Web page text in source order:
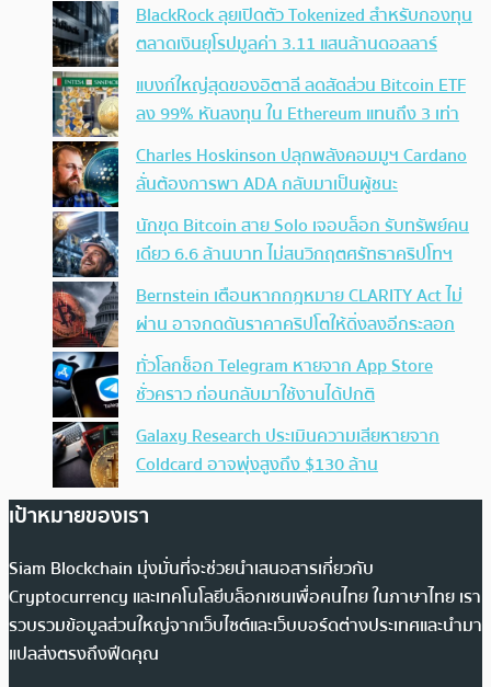
BlackRock ลุยเปิดตัว Tokenized สำหรับกองทุน
ตลาดเงินยุโรปมูลค่า 3.11 แสนล้านดอลลาร์
แบงก์ใหญ่สุดของอิตาลี ลดสัดส่วน Bitcoin ETF
ลง 99% หันลงทุน ใน Ethereum แทนถึง 3 เท่า
Charles Hoskinson ปลุกพลังคอมมูฯ Cardano
ลั่นต้องการพา ADA กลับมาเป็นผู้ชนะ
นักขุด Bitcoin สาย Solo เจอบล็อก รับทรัพย์คน
เดียว 6.6 ล้านบาท ไม่สนวิกฤตศรัทธาคริปโทฯ
Bernstein เตือนหากกฎหมาย CLARITY Act ไม่
ผ่าน อาจกดดันราคาคริปโตให้ดิ่งลงอีกระลอก
ทั่วโลกช็อก Telegram หายจาก App Store
ชั่วคราว ก่อนกลับมาใช้งานได้ปกติ
Galaxy Research ประเมินความเสียหายจาก
Coldcard อาจพุ่งสูงถึง $130 ล้าน
เป้าหมายของเรา
Siam Blockchain มุ่งมั่นที่จะช่วยนำเสนอสารเกี่ยวกับ
Cryptocurrency และเทคโนโลยีบล็อกเชนเพื่อคนไทย ในภาษาไทย เรา
รวบรวมข้อมูลส่วนใหญ่จากเว็บไซต์และเว็บบอร์ดต่างประเทศและนำมา
แปลส่งตรงถึงฟีดคุณ